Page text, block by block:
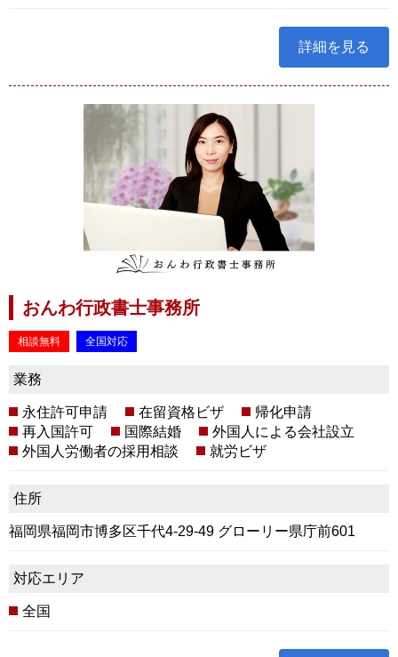
詳細を見る
おんわ行政書士事務所
相談無料 全国対応
業務
永住許可申請 在留資格ビザ
帰化申請
再入国許可
国際結婚
外国人による会社設立
外国人労働者の採用相談
就労ビザ
住所
福岡県福岡市博多区千代4-29-49 グローリー県庁前601
対応エリア
全国